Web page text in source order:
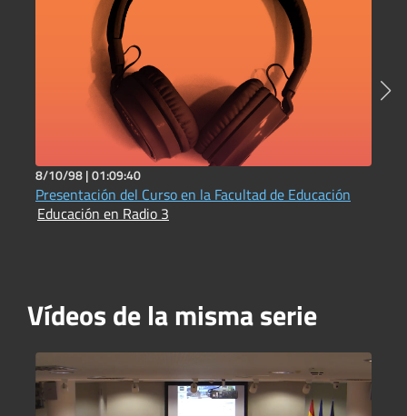
8/10/98 |01:09:40
Presentación del Curso en la Facultad de Educación
Educación en Radio 3
Vídeos de la misma serie